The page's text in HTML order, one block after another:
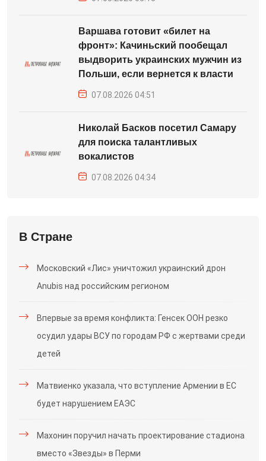
Варшава готовит «билет на
фронт»: Качиньский пообещал
выдворить украинских мужчин из
Польши, если вернется к власти
07.08.2026 04:51
Николай Басков посетил Самару
для поиска талантливых
вокалистов
07.08.2026 04:34
В Стране
Московский «Лис» уничтожил украинский дрон
Anubis над российским регионом
Впервые за время конфликта: Генсек ООН резко
осудил удары ВСУ по городам РФ с жертвами среди
детей
Матвиенко указала, что вступление Армении в ЕС
будет нарушением ЕАЭС
Махонин поручил начать проектирование стадиона
вместо «Звезды» в Перми